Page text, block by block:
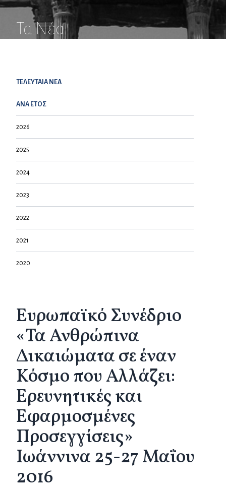
Τα Νέα
ΤΕΛΕΥΤΑΙΑ NEA
ΑΝΑ ΕΤΟΣ
2026
2025
2024
2023
2022
2021
2020
Ευρωπαϊκό Συνέδριο
«Τα Ανθρώπινα
Δικαιώματα σε έναν
Κόσμο που Αλλάζει:
Ερευνητικές και
Εφαρμοσμένες
Προσεγγίσεις»
Ιωάννινα 25-27 Μαΐου
2016